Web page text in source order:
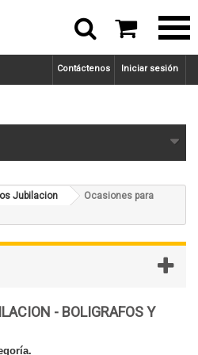
Iniciar sesión
Contáctenos
Jubilacion
Ocasiones para
- BOLIGRAFOS Y
 
